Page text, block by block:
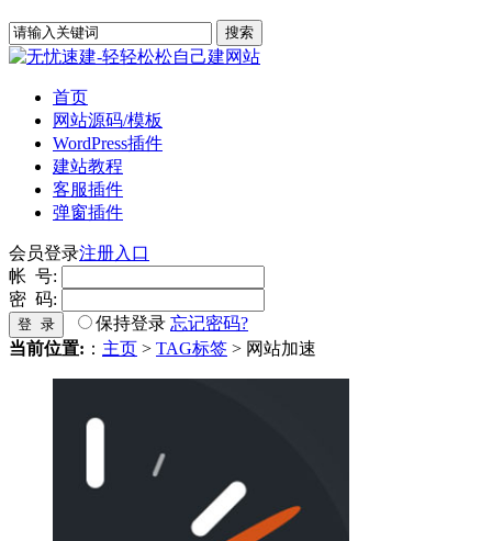
首页
网站源码/模板
WordPress插件
建站教程
客服插件
弹窗插件
会员登录注册入口
帐 号:
密 码:
登 录 保持登录 忘记密码?
当前位置: ： 主页 > TAG标签 > 网站加速